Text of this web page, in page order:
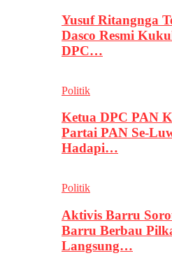
Yusuf Ritangnga
Dasco Resmi
DPC…
Politik
Ketua DPC PAN
Partai PAN Se-
Hadapi…
Politik
Aktivis Barru
Barru Berbau
Langsung…